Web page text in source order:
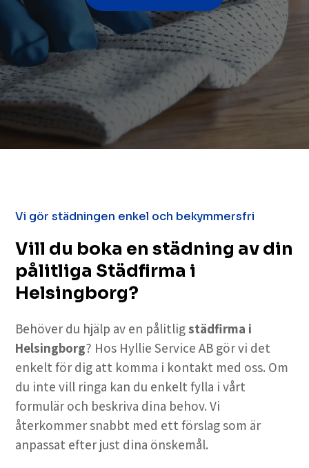
Vi gör städningen enkel och bekymmersfri
Vill du boka en städning av din
pålitliga Städfirma i
Helsingborg?
Behöver du hjälp av en pålitligstädfirma i
Helsingborg? Hos Hyllie Service AB gör vi det
enkelt för dig att komma i kontakt med oss. Om
du inte vill ringa kan du enkelt fylla i vårt
formulär och beskriva dina behov. Vi
återkommer snabbt med ett förslag som är
anpassat efter just dina önskemål.